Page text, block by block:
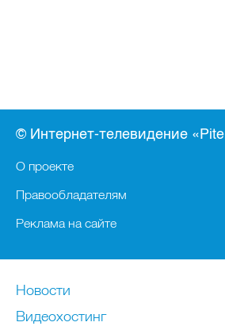
© Интернет-телевидение
О проекте
Правообладателям
Реклама на сайте
Новости
Видеохостинг